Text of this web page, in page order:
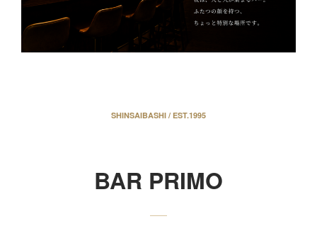
SHINSAIBASHI / EST.1995
BAR PRIMO